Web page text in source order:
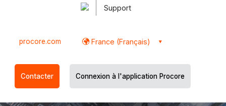
Support
procore.com France (Français)
Contacter Connexion à l'application Procore